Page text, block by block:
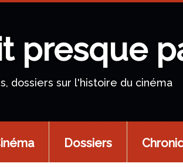
presque
dossiers sur l'histoire du cinéma
Dossiers